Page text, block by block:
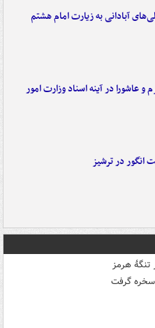
آبادانی به زیارت امام هشتم
عاشورا در آینه اسناد وزارت امور
در ترشیز
تنگۀ هرمز
سخره گرفت